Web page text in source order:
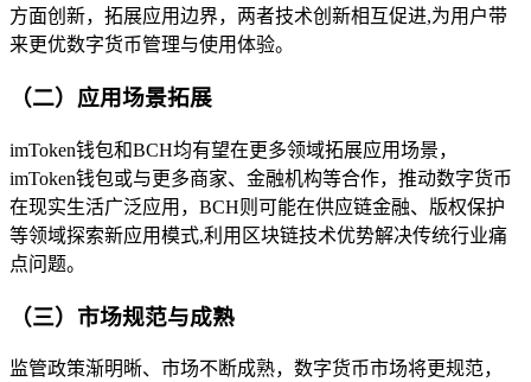
方面创新，拓展应用边界，两者技术创新相互促进,为用户带
来更优数字货币管理与使用体验。
（二）应用场景拓展
imToken钱包和BCH均有望在更多领域拓展应用场景，
imToken钱包或与更多商家、金融机构等合作，推动数字货币
在现实生活广泛应用，BCH则可能在供应链金融、版权保护
等领域探索新应用模式,利用区块链技术优势解决传统行业痛
点问题。
（三）市场规范与成熟
监管政策渐明晰、市场不断成熟，数字货币市场将更规范，